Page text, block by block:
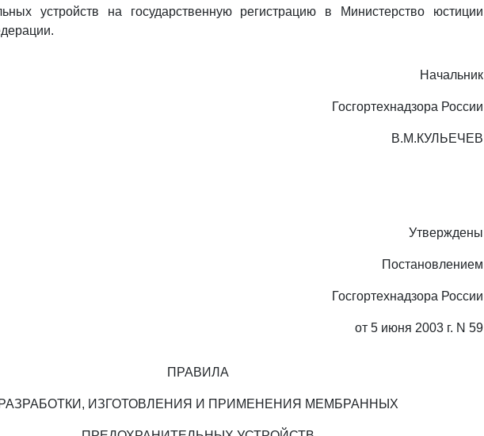
устройств на государственную регистрацию в Министерство юстиции
Начальник
Госгортехнадзора России
В.М.КУЛЬЕЧЕВ
Утверждены
Постановлением
Госгортехнадзора России
от 5 июня 2003 г. N 59
ПРАВИЛА
РАЗРАБОТКИ, ИЗГОТОВЛЕНИЯ И ПРИМЕНЕНИЯ МЕМБРАННЫХ